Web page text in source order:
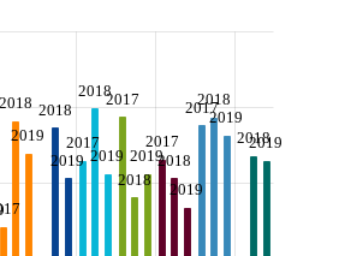
2017
2017
2017
2017
2018 2018
2018
2018
2018
2018
2018
2019
2019 2019 2019
2019
2019
2019